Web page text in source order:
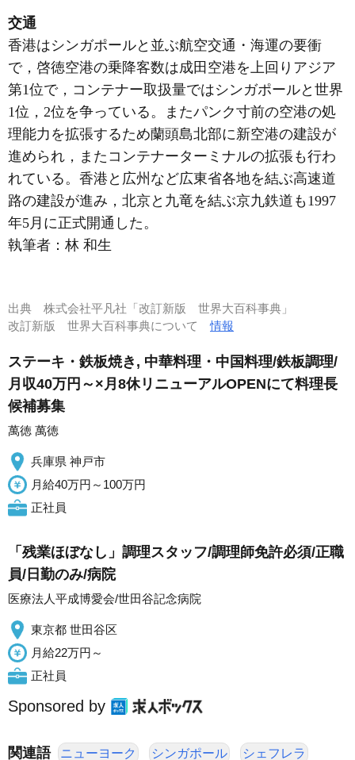
交通
香港はシンガポールと並ぶ航空交通・海運の要衝
で，啓徳空港の乗降客数は成田空港を上回りアジア
第1位で，コンテナー取扱量ではシンガポールと世界
1位，2位を争っている。またパンク寸前の空港の処
理能力を拡張するため蘭頭島北部に新空港の建設が
進められ，またコンテナーターミナルの拡張も行わ
れている。香港と広州など広東省各地を結ぶ高速道
路の建設が進み，北京と九竜を結ぶ京九鉄道も1997
年5月に正式開通した。
執筆者： 林 和生
出典 株式会社平凡社「改訂新版 世界大百科事典」
改訂新版 世界大百科事典について情報
ステーキ・鉄板焼き, 中華料理・中国料理/鉄板調理/
月収40万円～×月8休リニューアルOPENにて料理長
候補募集
萬徳 萬徳
兵庫県 神戸市
月給40万円～100万円
正社員
「残業ほぼなし」調理スタッフ/調理師免許必須/正職
員/日勤のみ/病院
医療法人平成博愛会/世田谷記念病院
東京都 世田谷区
月給22万円～
正社員
Sponsored by
関連語 ニューヨーク シンガポール シェフレラ